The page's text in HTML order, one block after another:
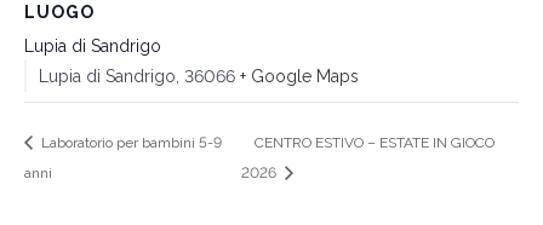
LUOGO
Lupia di Sandrigo
Lupia di Sandrigo 36066 + Google Maps
Laboratorio per bambini 5-9
anni
CENTRO ESTIVO – ESTATE IN GIOCO
2026